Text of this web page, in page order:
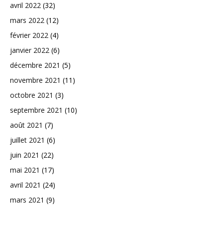
avril 2022 (32)
mars 2022 (12)
février 2022 (4)
janvier 2022 (6)
décembre 2021 (5)
novembre 2021 (11)
octobre 2021 (3)
septembre 2021 (10)
août 2021 (7)
juillet 2021 (6)
juin 2021 (22)
mai 2021 (17)
avril 2021 (24)
mars 2021 (9)